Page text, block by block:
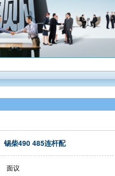
锡柴490 485连杆配
面议